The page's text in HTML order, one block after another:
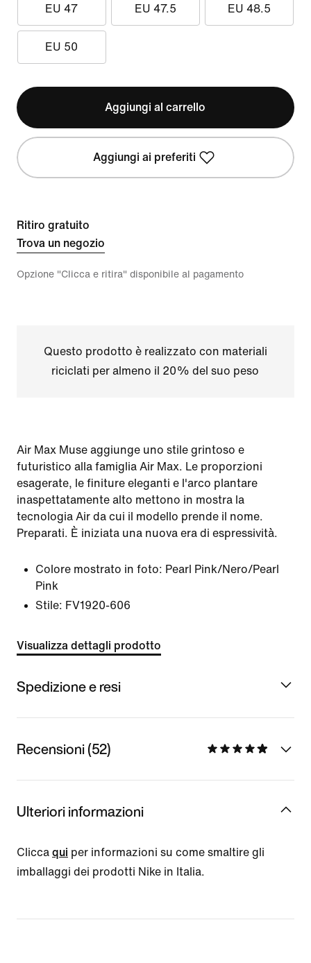
EU 47 EU 47.5 EU 48.5
EU 50
Aggiungi al carrello
Aggiungi ai preferiti
Ritiro gratuito
Trova un negozio
Opzione "Clicca e ritira" disponibile al pagamento
Questo prodotto è realizzato con materiali
riciclati per almeno il 20% del suo peso
Air Max Muse aggiunge uno stile grintoso e
futuristico alla famiglia Air Max. Le proporzioni
esagerate, le finiture eleganti e l'arco plantare
inaspettatamente alto mettono in mostra la
tecnologia Air da cui il modello prende il nome.
Preparati. È iniziata una nuova era di espressività.
Colore mostrato in foto: Pearl Pink/Nero/Pearl
Pink
Stile: FV1920-606
Visualizza dettagli prodotto
Spedizione e resi
Recensioni (52)
Ulteriori informazioni
Clicca qui per informazioni su come smaltire gli
imballaggi dei prodotti Nike in Italia.